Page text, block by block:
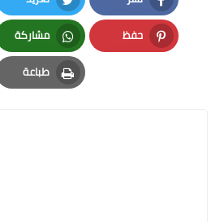
Facebook
Twitter
حفظ
Pinterest
مشاركة
Whatsapp
طباعة
Print